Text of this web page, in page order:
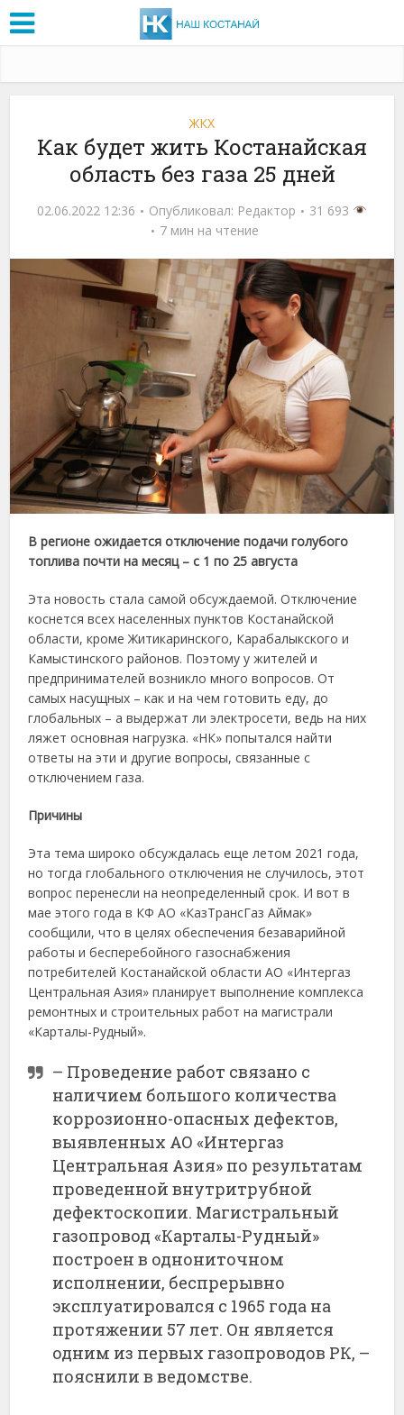
ЖКХ
Как будет жить Костанайская
область без газа 25 дней
02.06.2022 12:36 Опубликовал: Редактор
31 693
7 мин на чтение
В регионе ожидается отключение подачи голубого
топлива почти на месяц – с 1 по 25 августа
Эта новость стала самой обсуждаемой. Отключение
коснется всех населенных пунктов Костанайской
области, кроме Житикаринского, Карабалыкского и
Камыстинского районов. Поэтому у жителей и
предпринимателей возникло много вопросов. От
самых насущных – как и на чем готовить еду, до
глобальных – а выдержат ли электросети, ведь на них
ляжет основная нагрузка. «НК» попытался найти
ответы на эти и другие вопросы, связанные с
отключением газа.
Причины
Эта тема широко обсуждалась еще летом 2021 года,
но тогда глобального отключения не случилось, этот
вопрос перенесли на неопределенный срок. И вот в
мае этого года в КФ АО «КазТрансГаз Аймак»
сообщили, что в целях обеспечения безаварийной
работы и бесперебойного газоснабжения
потребителей Костанайской области АО «Интергаз
Центральная Азия» планирует выполнение комплекса
ремонтных и строительных работ на магистрали
«Карталы-Рудный».
– Проведение работ связано с
наличием большого количества
коррозионно-опасных дефектов,
выявленных АО «Интергаз
Центральная Азия» по результатам
проведенной внутритрубной
дефектоскопии. Магистральный
газопровод «Карталы-Рудный»
построен в однониточном
исполнении, беспрерывно
эксплуатировался с 1965 года на
протяжении 57 лет. Он является
одним из первых газопроводов РК, –
пояснили в ведомстве.